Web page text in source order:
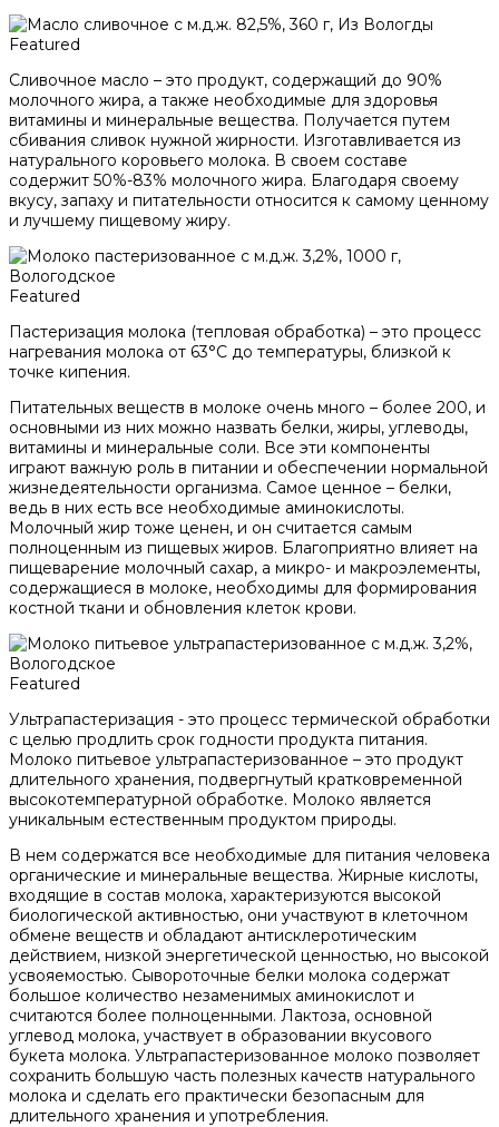
Featured
Сливочное масло – это продукт, содержащий до 90%
молочного жира, а также необходимые для здоровья
витамины и минеральные вещества. Получается путем
сбивания сливок нужной жирности. Изготавливается из
натурального коровьего молока. В своем составе
содержит 50%-83% молочного жира. Благодаря своему
вкусу, запаху и питательности относится к самому ценному
и лучшему пищевому жиру.
Featured
Пастеризация молока (тепловая обработка) – это процесс
нагревания молока от 63°С до температуры, близкой к
точке кипения.
Питательных веществ в молоке очень много – более 200, и
основными из них можно назвать белки, жиры, углеводы,
витамины и минеральные соли. Все эти компоненты
играют важную роль в питании и обеспечении нормальной
жизнедеятельности организма. Самое ценное – белки,
ведь в них есть все необходимые аминокислоты.
Молочный жир тоже ценен, и он считается самым
полноценным из пищевых жиров. Благоприятно влияет на
пищеварение молочный сахар, а микро- и макроэлементы,
содержащиеся в молоке, необходимы для формирования
костной ткани и обновления клеток крови.
Featured
Ультрапастеризация - это процесс термической обработки
с целью продлить срок годности продукта питания.
Молоко питьевое ультрапастеризованное – это продукт
длительного хранения, подвергнутый кратковременной
высокотемпературной обработке. Молоко является
уникальным естественным продуктом природы.
В нем содержатся все необходимые для питания человека
органические и минеральные вещества. Жирные кислоты,
входящие в состав молока, характеризуются высокой
биологической активностью, они участвуют в клеточном
обмене веществ и обладают антисклеротическим
действием, низкой энергетической ценностью, но высокой
усвояемостью. Сывороточные белки молока содержат
большое количество незаменимых аминокислот и
считаются более полноценными. Лактоза, основной
углевод молока, участвует в образовании вкусового
букета молока. Ультрапастеризованное молоко позволяет
сохранить большую часть полезных качеств натурального
молока и сделать его практически безопасным для
длительного хранения и употребления.